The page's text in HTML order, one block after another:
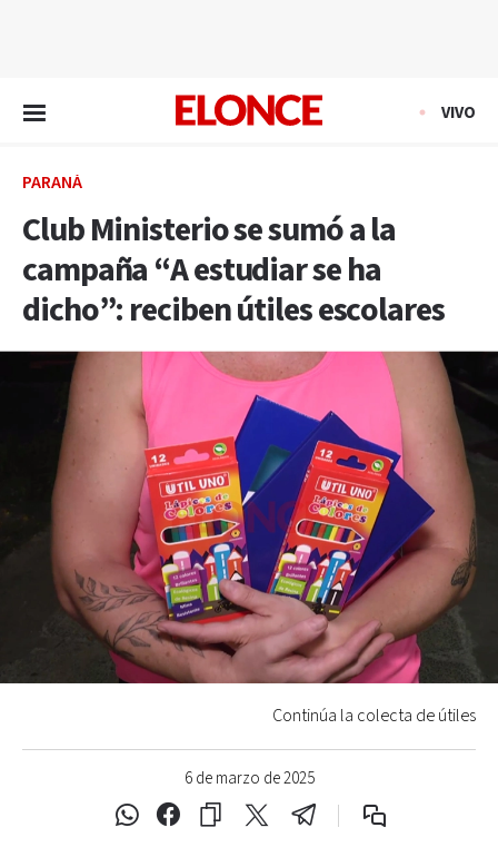
VIVO
PARANÁ
Club Ministerio se sumó a la
campaña “A estudiar se ha
dicho”: reciben útiles escolares
6 de marzo de 2025
Continúa la colecta de útiles